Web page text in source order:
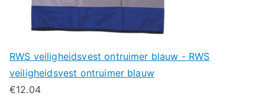
RWS veiligheidsvest ontruimer blauw - RWS
veiligheidsvest ontruimer blauw
€12.04